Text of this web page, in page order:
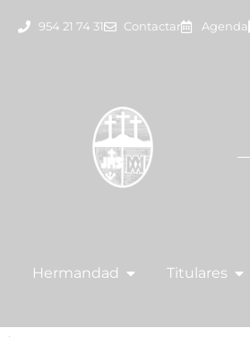
954 21 74 31 Contactar Agenda
Hermandad Titulares